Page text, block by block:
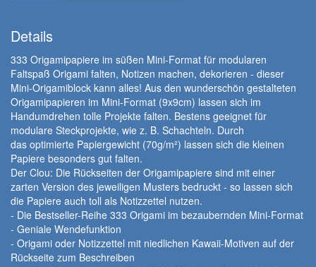
Details
333 Origamipapiere im süßen Mini-Format für modularen
Faltspaß Origami falten, Notizen machen, dekorieren - dieser
Mini-Origamiblock kann alles! Aus den wunderschön gestalteten
Origamipapieren im Mini-Format (9x9cm) lassen sich im
Handumdrehen tolle Projekte falten. Bestens geeignet für
modulare Steckprojekte, wie z. B. Schachteln. Durch
das optimierte Papiergewicht (70g/m²) lassen sich die kleinen
Papiere besonders gut falten.
Der Clou: Die Rückseiten der Origamipapiere sind mit einer
zarten Version des jeweiligen Musters bedruckt - so lassen sich
die Papiere auch toll als Notizzettel nutzen.
- Die Bestseller-Reihe 333 Origami im bezaubernden Mini-Format
- Geniale Wendefunktion
- Origami oder Notizzettel mit niedlichen Kawaii-Motiven auf der
Rückseite zum Beschreiben